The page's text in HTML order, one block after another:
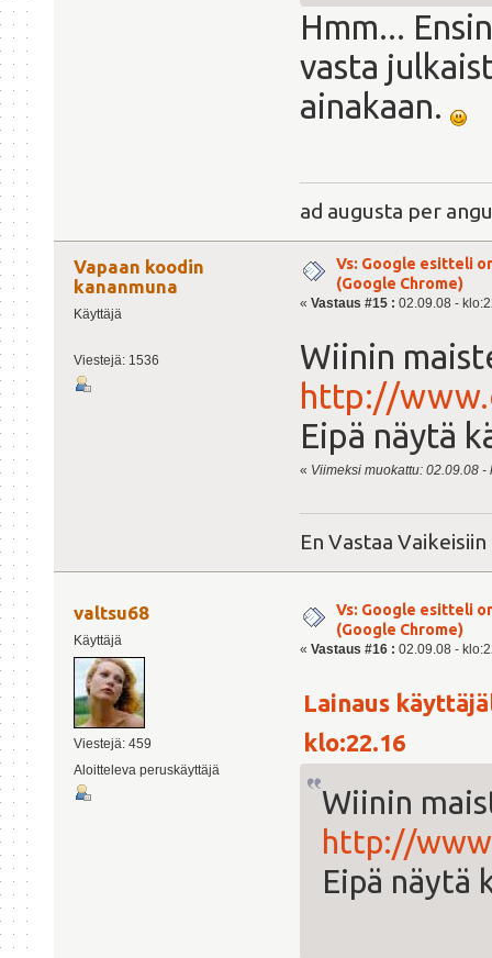
Hmm...
vasta
ainakaan.
ad augusta per
Vapaan koodin
kananmuna
Käyttäjä
Viestejä: 1536
Vs: Google esitteli
(Google Chrome)
« Vastaus #15 : 02.09.08 -
Wiinin
http://
Eipä näytä
« Viimeksi muokattu: 02.09.08
En Vastaa
valtsu68
Käyttäjä
Viestejä: 459
Aloitteleva peruskäyttäjä
Vs: Google esitteli
(Google Chrome)
« Vastaus #16 : 02.09.08 -
Lainaus
klo:22.16
Wiinin
http://
Eipä näytä